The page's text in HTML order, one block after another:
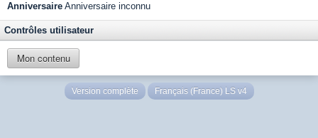
Anniversaire Anniversaire inconnu
Contrôles utilisateur
Mon contenu
Version complète Français (France) LS v4